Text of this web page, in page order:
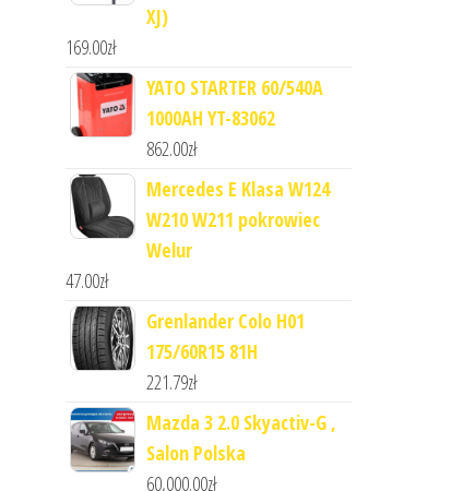
XJ)
169.00zł
YATO STARTER 60/540A
1000AH YT-83062
862.00zł
Mercedes E Klasa W124
W210 W211 pokrowiec
Welur
47.00zł
Grenlander Colo H01
175/60R15 81H
221.79zł
Mazda 3 2.0 Skyactiv-G ,
Salon Polska
60,000.00zł